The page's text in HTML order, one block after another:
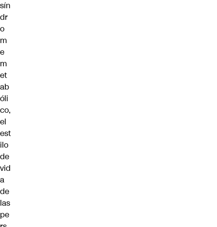
sín
dr
o
m
e
m
et
ab
óli
co,
el
est
ilo
de
vid
a
de
las
pe